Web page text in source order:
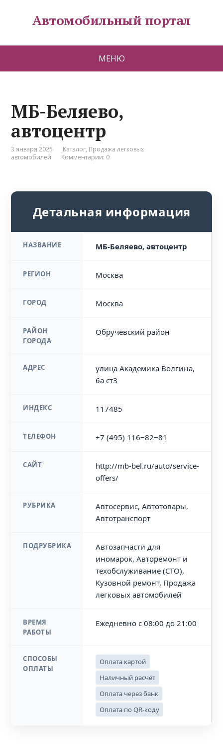
Автомобильный портал
МЕНЮ
МБ-Беляево,
автоцентр
3 января 2025 Каталог, Продажа легковых
автомобилей
Комментарии: 0
Детальная информация
НАЗВАНИЕ МБ-Беляево, автоцентр
РЕГИОН Москва
ГОРОД Москва
РАЙОН
ГОРОДА
Обручевский район
АДРЕС
улица Академика Волгина,
6а ст3
ИНДЕКС 117485
ТЕЛЕФОН +7 (495) 116‒82‒81
САЙТ
http://mb-bel.ru/auto/service-
offers/
РУБРИКА
Автосервис, Автотовары,
Автотранспорт
ПОДРУБРИКА
Автозапчасти для
иномарок, Авторемонт и
техобслуживание (СТО),
Кузовной ремонт, Продажа
легковых автомобилей
ВРЕМЯ
РАБОТЫ
Ежедневно с 08:00 до 21:00
СПОСОБЫ
ОПЛАТЫ
Оплата картой
Наличный расчёт
Оплата через банк
Оплата по QR-коду